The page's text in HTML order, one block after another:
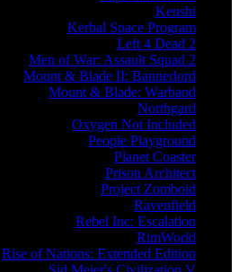
Kenshi
Kerbal Space Program
Left 4 Dead 2
Men of War: Assault Squad 2
Mount & Blade II: Bannerlord
Mount & Blade: Warband
Northgard
Oxygen Not Included
People Playground
Planet Coaster
Prison Architect
Project Zomboid
Ravenfield
Rebel Inc: Escalation
RimWorld
Rise of Nations: Extended Edition